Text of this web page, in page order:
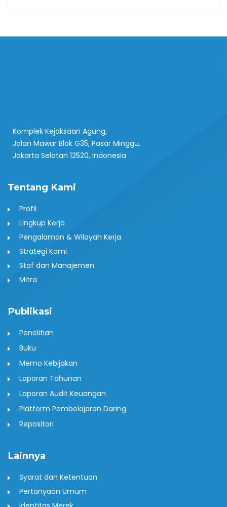
Komplek Kejaksaan Agung,
Jalan Mawar Blok G35, Pasar Minggu,
Jakarta Selatan 12520, Indonesia
Tentang Kami
Profil
Lingkup Kerja
Pengalaman & Wilayah Kerja
Strategi Kami
Staf dan Manajemen
Mitra
Publikasi
Penelitian
Buku
Memo Kebijakan
Laporan Tahunan
Laporan Audit Keuangan
Platform Pembelajaran Daring
Repositori
Lainnya
Syarat dan Ketentuan
Pertanyaan Umum